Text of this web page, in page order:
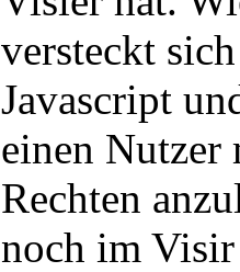
versteckt
Javascript
einen
Rechten
noch im